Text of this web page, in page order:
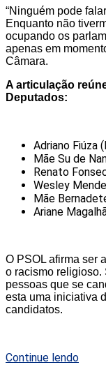
“Ninguém pode
Enquanto não
ocupando os
apenas em
Câmara.
A articulação
Deputados:
Adriano Fiúza
Mãe Su de
Renato
Wesley
Mãe
Ariane
O PSOL afirma ser
o racismo religioso.
pessoas que se
esta uma iniciativa
candidatos.
Continue lendo